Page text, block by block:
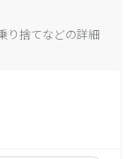
り捨てなどの詳細